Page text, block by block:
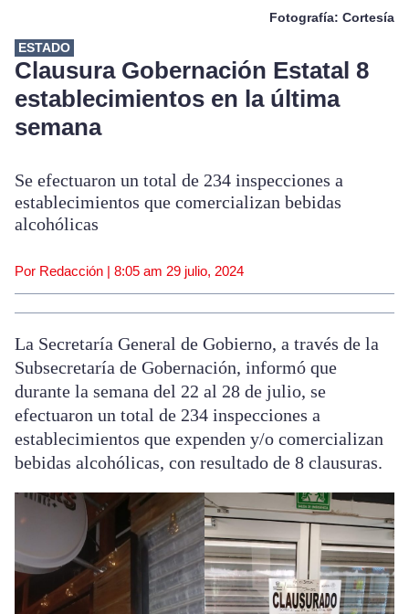
Fotografía: Cortesía
ESTADO
Clausura Gobernación Estatal 8
establecimientos en la última
semana
Se efectuaron un total de 234 inspecciones a
establecimientos que comercializan bebidas
alcohólicas
Por Redacción | 8:05 am 29 julio, 2024
La Secretaría General de Gobierno, a través de la
Subsecretaría de Gobernación, informó que
durante la semana del 22 al 28 de julio, se
efectuaron un total de 234 inspecciones a
establecimientos que expenden y/o comercializan
bebidas alcohólicas, con resultado de 8 clausuras.